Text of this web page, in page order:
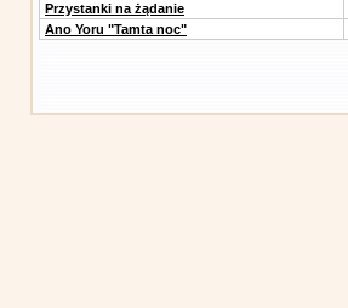
Przystanki na żądanie
Ano Yoru "Tamta noc"